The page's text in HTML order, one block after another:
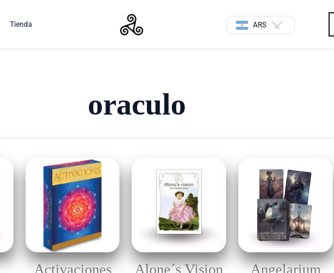
Tienda ARS
oraculo
Activaciones
Alone´s Vision
Angelarium